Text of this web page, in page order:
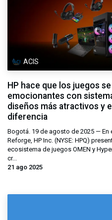
ACIS
HP hace que los juegos
emocionantes con
diseños más atractivos y
diferencia
Bogotá. 19 de agosto de 2025 — En
Reforge, HP Inc. (NYSE: HPQ)
ecosistema de juegos OMEN y
cr...
21 ago 2025